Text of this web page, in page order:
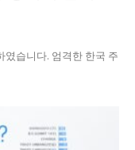
였습니다. 엄격한 한국 주